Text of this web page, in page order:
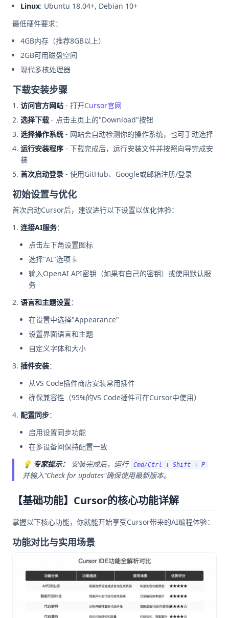
Linux: Ubuntu 18.04+, Debian 10+
最低硬件要求：
4GB内存（推荐8GB以上）
2GB可用磁盘空间
现代多核处理器
下载安装步骤
访问官方网站 - 打开Cursor官网
选择下载 - 点击主页上的"Download"按钮
选择操作系统 - 网站会自动检测你的操作系统，也可手动选择
运行安装程序 - 下载完成后，运行安装文件并按照向导完成安
装
首次启动登录 - 使用GitHub、Google或邮箱注册/登录
初始设置与优化
首次启动Cursor后，建议进行以下设置以优化体验：
连接AI服务：
点击左下角设置图标
选择"AI"选项卡
输入OpenAI API密钥（如果有自己的密钥）或使用默认服
务
语言和主题设置：
在设置中选择"Appearance"
设置界面语言和主题
自定义字体和大小
插件安装：
从VS Code插件商店安装常用插件
确保兼容性（95%的VS Code插件可在Cursor中使用）
配置同步：
启用设置同步功能
在多设备间保持配置一致
💡 专家提示： 安装完成后，运行 Cmd/Ctrl + Shift + P
并输入"Check for updates"确保使用最新版本。
【基础功能】Cursor的核心功能详解
掌握以下核心功能，你就能开始享受Cursor带来的AI编程体验：
功能对比与实用场景